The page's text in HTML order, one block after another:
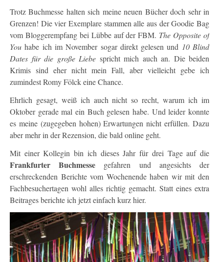
Trotz Buchmesse halten sich meine neuen Bücher doch sehr in
Grenzen! Die vier Exemplare stammen alle aus der Goodie Bag
vom Bloggerempfang bei Lübbe auf der FBM. The Opposite of
You habe ich im November sogar direkt gelesen und 10 Blind
Dates für die große Liebe spricht mich auch an. Die beiden
Krimis sind eher nicht mein Fall, aber vielleicht gebe ich
zumindest Romy Fölck eine Chance.
Ehrlich gesagt, weiß ich auch nicht so recht, warum ich im
Oktober gerade mal ein Buch gelesen habe. Und leider konnte
es meine (zugegeben hohen) Erwartungen nicht erfüllen. Dazu
aber mehr in der Rezension, die bald online geht.
Mit einer Kollegin bin ich dieses Jahr für drei Tage auf die
Frankfurter Buchmesse gefahren und angesichts der
erschreckenden Berichte vom Wochenende haben wir mit den
Fachbesuchertagen wohl alles richtig gemacht. Statt eines extra
Beitrages berichte ich jetzt einfach kurz hier.